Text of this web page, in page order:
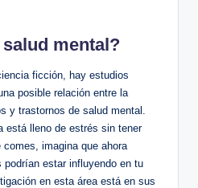
mental?
ficción, hay estudios
posible relación entre la
y trastornos de salud mental.
está lleno de estrés sin tener
imagina que ahora
estar influyendo en tu
en esta área está en sus